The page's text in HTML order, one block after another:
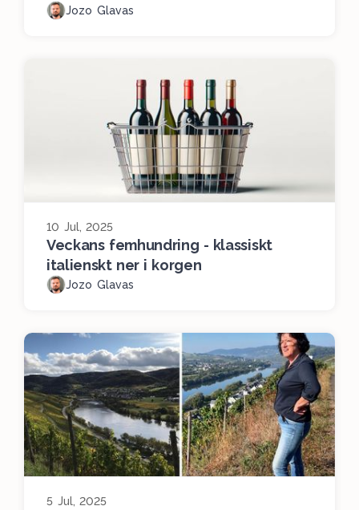
Jozo Glavas
10 Jul, 2025
Veckans femhundring - klassiskt
italienskt ner i korgen
Jozo Glavas
5 Jul, 2025